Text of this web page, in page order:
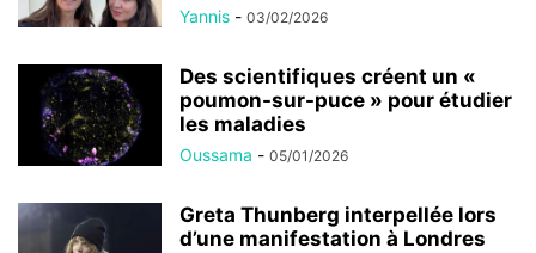
Yannis - 03/02/2026
Des scientifiques créent un «
poumon-sur-puce » pour étudier
les maladies
Oussama - 05/01/2026
Greta Thunberg interpellée lors
d’une manifestation à Londres